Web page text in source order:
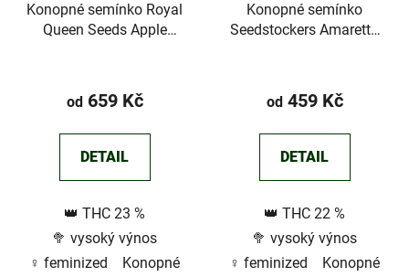
Konopné semínko Royal
Queen Seeds Apple
od659 Kč
DETAIL
👑 THC 23 %
🥦 vysoký výnos
♀️ feminized Konopné
Konopné semínko
Seedstockers Amaretto
od459 Kč
DETAIL
👑 THC 22 %
🥦 vysoký výnos
♀️ feminized Konopné